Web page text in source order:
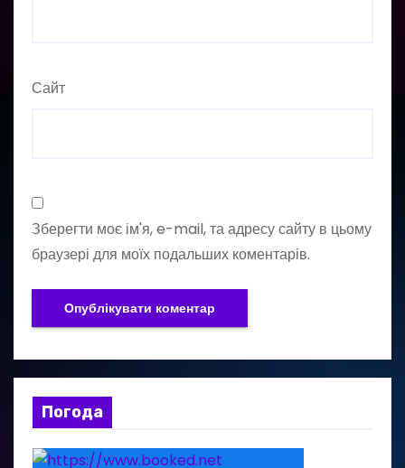
Сайт
Зберегти моє ім'я, e-mail, та адресу сайту в цьому
браузері для моїх подальших коментарів.
Погода